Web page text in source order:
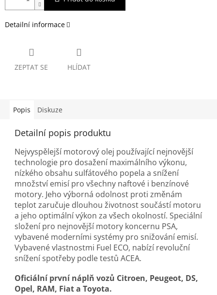
Detailní informace
ZEPTAT SE HLÍDAT
Popis Diskuze
Detailní popis produktu
Nejvyspělejší motorový olej používající nejnovější
technologie pro dosažení maximálního výkonu,
nízkého obsahu sulfátového popela a snížení
množství emisí pro všechny naftové i benzínové
motory. Jeho výborná odolnost proti změnám
teplot zaručuje dlouhou životnost součástí motoru
a jeho optimální výkon za všech okolností. Speciální
složení pro nejnovější motory koncernu PSA,
vybavené moderními systémy pro snižování emisí.
Vybavené vlastnostmi Fuel ECO, nabízí revoluční
snížení spotřeby podle testů ACEA.
Oficiální první náplň vozů Citroen, Peugeot, DS,
Opel, RAM, Fiat a Toyota.